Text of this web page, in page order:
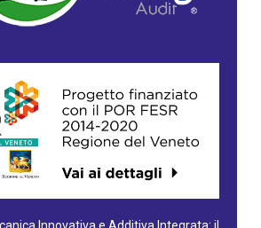
Innovativa e Additiva Integrata: il